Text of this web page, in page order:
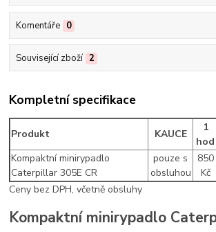
Komentáře 0
Související zboží 2
Kompletní specifikace
Produkt KAUCE
1
hod
Kompaktní minirypadlo
Caterpillar 305E CR
pouze s
obsluhou
850
Kč
Ceny bez DPH, včetně obsluhy
Kompaktní minirypadlo